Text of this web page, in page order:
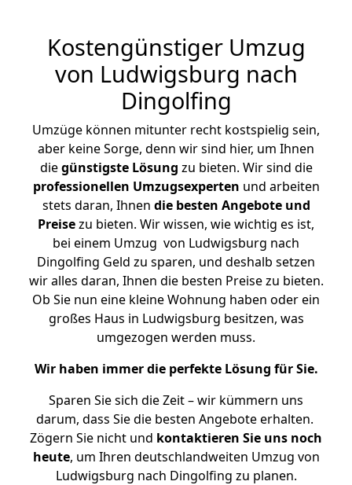
Kostengünstiger Umzug
von Ludwigsburg nach
Dingolfing
Umzüge können mitunter recht kostspielig sein,
aber keine Sorge, denn wir sind hier, um Ihnen
diegünstigste Lösung zu bieten. Wir sind die
professionellen Umzugsexperten und arbeiten
stets daran, Ihnen die besten Angebote und
Preisezu bieten. Wir wissen, wie wichtig es ist,
bei einem Umzug von Ludwigsburg nach
Dingolfing Geld zu sparen, und deshalb setzen
wir alles daran, Ihnen die besten Preise zu bieten.
Ob Sie nun eine kleine Wohnung haben oder ein
großes Haus in Ludwigsburg besitzen, was
umgezogen werden muss.
Wir haben immer die perfekte Lösung für Sie.
Sparen Sie sich die Zeit – wir kümmern uns
darum, dass Sie die besten Angebote erhalten.
Zögern Sie nicht und kontaktieren Sie uns noch
heute, um Ihren deutschlandweiten Umzug von
Ludwigsburg nach Dingolfing zu planen.